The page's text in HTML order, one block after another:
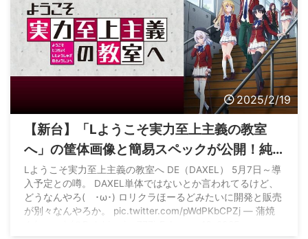
2025/2/19
【新台】「Lようこそ実力至上主義の教室
へ」の筐体画像と簡易スペックが公開！純
増3.3枚のAT機で5月に導入予定との噂！
Lようこそ実力至上主義の教室へ DE（DAXEL） 5月7日～導
入予定との噂。 DAXEL単体ではないとか言われてるけど、
どうなんやろ( ･ω･) ロリクラほーるどみたいに開発と販売
が別々なんやろか。 pic.twitter.com/pWdPKbCPZj — 蒲焼